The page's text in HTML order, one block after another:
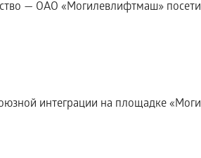
— ОАО «Могилевлифтмаш»
интеграции на площадке